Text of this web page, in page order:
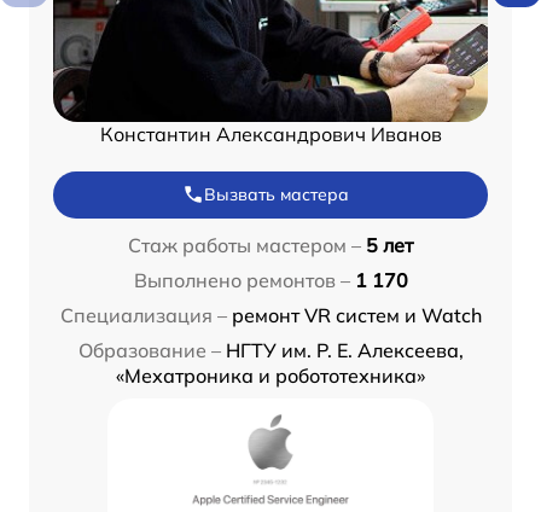
Константин Александрович Иванов
Вызвать мастера
Стаж работы мастером – 5 лет
Выполнено ремонтов – 1 170
Специализация – ремонт VR систем и Watch
Образование – НГТУ им. Р. Е. Алексеева,
«Мехатроника и робототехника»